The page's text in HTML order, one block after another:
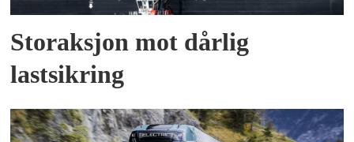
Storaksjon mot dårlig
lastsikring